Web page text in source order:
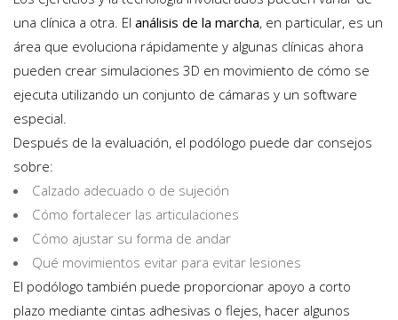
una clínica a otra. El análisis de la marcha, en particular, es un
área que evoluciona rápidamente y algunas clínicas ahora
pueden crear simulaciones 3D en movimiento de cómo se
ejecuta utilizando un conjunto de cámaras y un software
especial.
Después de la evaluación, el podólogo puede dar consejos
sobre:
Calzado adecuado o de sujeción
Cómo fortalecer las articulaciones
Cómo ajustar su forma de andar
Qué movimientos evitar para evitar lesiones
El podólogo también puede proporcionar apoyo a corto
plazo mediante cintas adhesivas o flejes, hacer algunos